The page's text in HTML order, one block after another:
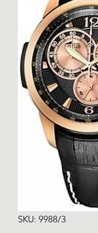
SKU: 9988/3